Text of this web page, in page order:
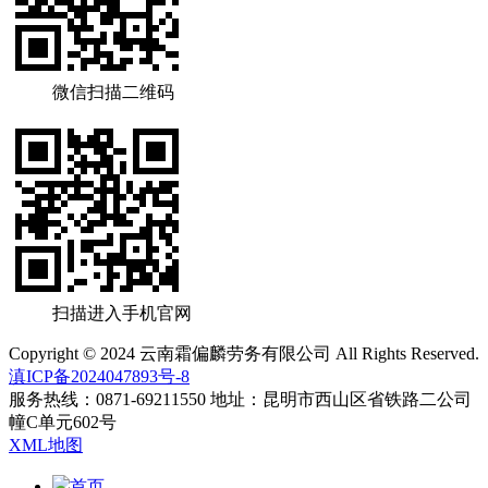
微信扫描二维码
扫描进入手机官网
Copyright © 2024 云南霜偏麟劳务有限公司 All Rights Reserved.
滇ICP备2024047893号-8
服务热线：0871-69211550 地址：昆明市西山区省铁路二公司
幢C单元602号
XML地图